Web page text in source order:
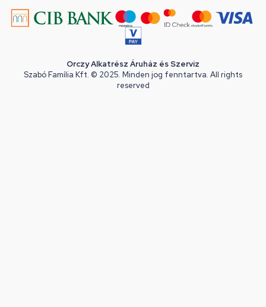
Orczy Alkatrész Áruház és Szerviz
Szabó Família Kft. © 2025. Minden jog fenntartva. All rights
reserved